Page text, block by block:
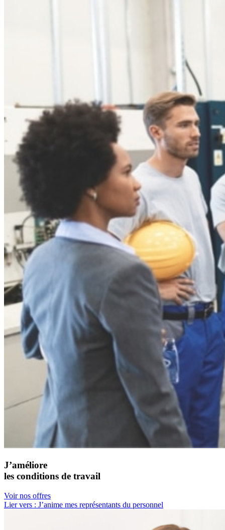
J’améliore
les conditions de travail
Voir nos offres
Lier vers : J’anime mes représentants du personnel